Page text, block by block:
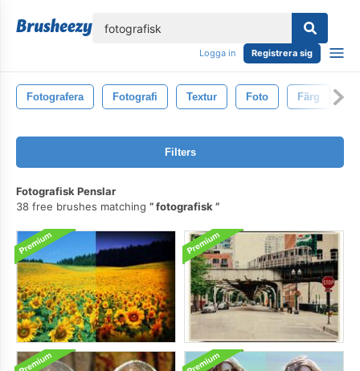
Logga in Registrera sig
Fotografera Fotografi Textur Foto Färg
Filters
Fotografisk Penslar
38 free brushes matching
fotografisk